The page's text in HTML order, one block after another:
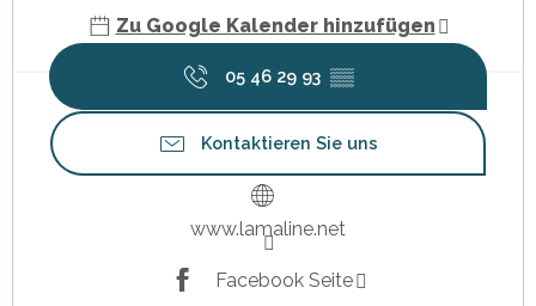
Zu Google Kalender hinzufügen
05 46 29 93 ▒▒
Kontaktieren Sie uns
www.lamaline.net
Facebook Seite